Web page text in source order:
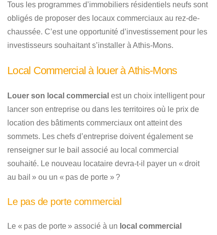
Tous les programmes d’immobiliers résidentiels neufs sont
obligés de proposer des locaux commerciaux au rez-de-
chaussée. C’est une opportunité d’investissement pour les
investisseurs souhaitant s’installer à Athis-Mons.
Local Commercial à louer à Athis-Mons
Louer son local commercial est un choix intelligent pour
lancer son entreprise ou dans les territoires où le prix de
location des bâtiments commerciaux ont atteint des
sommets. Les chefs d’entreprise doivent également se
renseigner sur le bail associé au local commercial
souhaité. Le nouveau locataire devra-t-il payer un « droit
au bail » ou un « pas de porte » ?
Le pas de porte commercial
Le « pas de porte » associé à un local commercial